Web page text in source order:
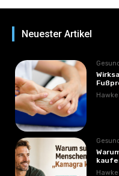
Neuester Artikel
Hawke
Hawke